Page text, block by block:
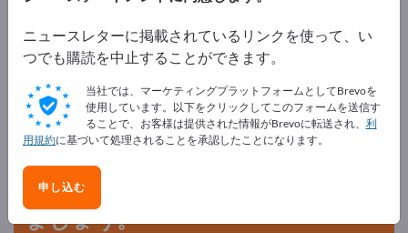
Exportpages
原材料および材料
ガラス及びガラス製品
技術的なガラス製品
ガラスビーズ
精密ガラス球
Exportpagesで無料で広告を掲載！
ニーズ – オファー – 中古品 – ビジネスコンタクト >> こ
こから始める
Exportpagesで貴社と製品を掲載し
ましょう。
ニュースレターに掲載されているリンクを使って、い
つでも購読を中止することができます。
当社では、マーケティングプラットフォームとしてBrevoを
使用しています。以下をクリックしてこのフォームを送信す
ることで、お客様は提供された情報がBrevoに転送され、 利
用規約に基づいて処理されることを承認したことになります。
申し込む